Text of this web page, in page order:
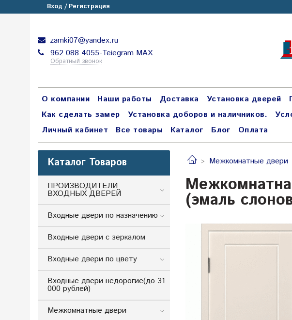
Вход / Регистрация
zamki07@yandex.ru
962 088 4055-Teiegram МАХ
Обратный звонок
О компании Наши работы Доставка Установка дверей
Как сделать замер
Установка доборов и наличников.
Личный кабинет
Все товары Каталог Блог Оплата
Межкомнатные двери
(эмаль
Каталог Товаров
ПРОИЗВОДИТЕЛИ
ВХОДНЫХ ДВЕРЕЙ
Входные двери по назначению
Входные двери с зеркалом
Входные двери по цвету
Входные двери недорогие(до 31
000 рублей)
Межкомнатные двери